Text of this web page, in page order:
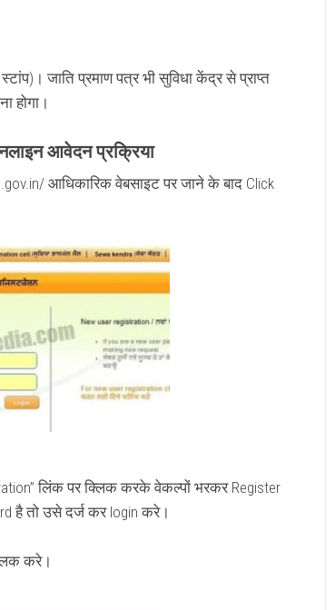
जाति प्रमाण पत्र भी सुविधा केंद्र से प्राप्त
होगा।
आवेदन प्रक्रिया
आधिकारिक वेबसाइट पर जाने के बाद Click
लिंक पर क्लिक करके वेकल्पों भरकर Register
है तो उसे दर्ज कर login करे।
करे।